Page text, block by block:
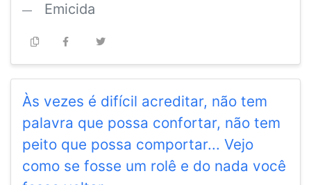
Emicida
Às vezes é difícil acreditar, não tem
palavra que possa confortar, não tem
peito que possa comportar... Vejo
como se fosse um rolê e do nada você